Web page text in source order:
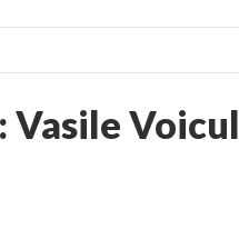
lui Hristos. Calea spre
Vasile